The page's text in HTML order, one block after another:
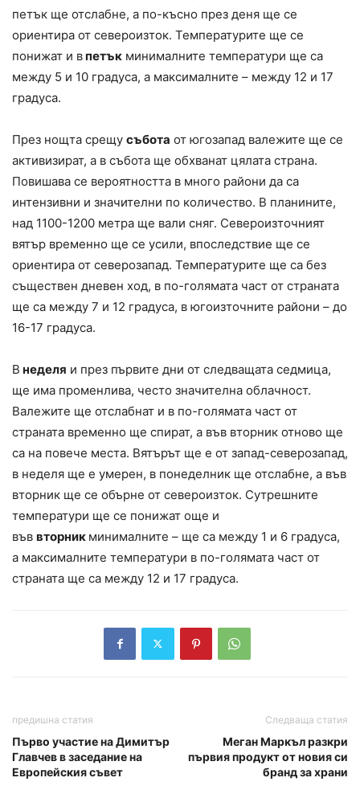
петък ще отслабне, а по-късно през деня ще се
ориентира от североизток. Температурите ще се
понижат и впетък минималните температури ще са
между 5 и 10 градуса, а максималните – между 12 и 17
градуса.
През нощта срещу събота от югозапад валежите ще се
активизират, а в събота ще обхванат цялата страна.
Повишава се вероятността в много райони да са
интензивни и значителни по количество. В планините,
над 1100-1200 метра ще вали сняг. Североизточният
вятър временно ще се усили, впоследствие ще се
ориентира от северозапад. Температурите ще са без
съществен дневен ход, в по-голямата част от страната
ще са между 7 и 12 градуса, в югоизточните райони – до
16-17 градуса.
В неделя и през първите дни от следващата седмица,
ще има променлива, често значителна облачност.
Валежите ще отслабнат и в по-голямата част от
страната временно ще спират, а във вторник отново ще
са на повече места. Вятърът ще е от запад-северозапад,
в неделя ще е умерен, в понеделник ще отслабне, а във
вторник ще се обърне от североизток. Сутрешните
температури ще се понижат още и
във вторник минималните – ще са между 1 и 6 градуса,
а максималните температури в по-голямата част от
страната ще са между 12 и 17 градуса.
предишна статия
Първо участие на Димитър
Главчев в заседание на
Европейския съвет
Следваща статия
Меган Маркъл разкри
първия продукт от новия си
бранд за храни